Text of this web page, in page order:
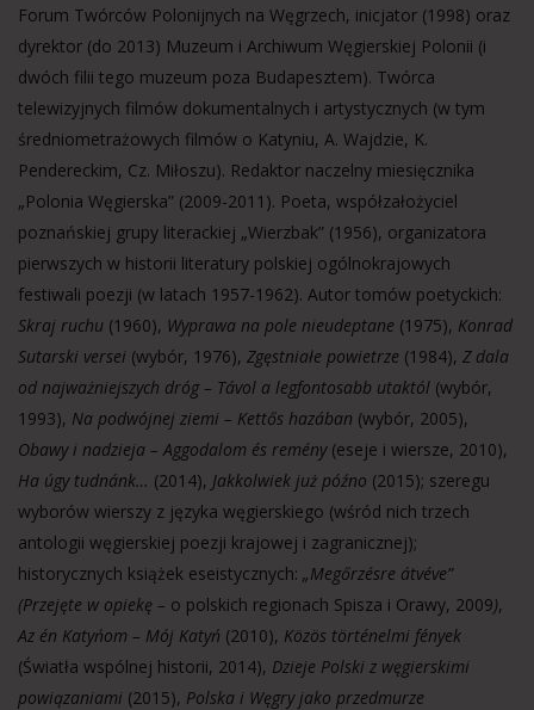
Forum Twórców Polonijnych na Węgrzech, inicjator (1998) oraz
dyrektor (do 2013) Muzeum i Archiwum Węgierskiej Polonii (i
dwóch filii tego muzeum poza Budapesztem). Twórca
telewizyjnych filmów dokumentalnych i artystycznych (w tym
średniometrażowych filmów o Katyniu, A. Wajdzie, K.
Pendereckim, Cz. Miłoszu). Redaktor naczelny miesięcznika
„Polonia Węgierska” (2009-2011). Poeta, współzałożyciel
poznańskiej grupy literackiej „Wierzbak” (1956), organizatora
pierwszych w historii literatury polskiej ogólnokrajowych
festiwali poezji (w latach 1957-1962). Autor tomów poetyckich:
Skraj ruchu (1960), Wyprawa na pole nieudeptane (1975), Konrad
Sutarski versei (wybór, 1976), Zgęstniałe powietrze (1984), Z dala
od najważniejszych dróg – Távol a legfontosabb utaktól (wybór,
1993), Na podwójnej ziemi – Kettős hazában (wybór, 2005),
Obawy i nadzieja – Aggodalom és remény(eseje i wiersze, 2010),
Ha úgy tudnánk… (2014), Jakkolwiek już późno (2015); szeregu
wyborów wierszy z języka węgierskiego (wśród nich trzech
antologii węgierskiej poezji krajowej i zagranicznej);
historycznych książek eseistycznych: „Megőrzésre átvéve”
(Przejęte w opiekę – o polskich regionach Spisza i Orawy, 2009),
Az én Katyńom – Mój Katyń (2010), Közös történelmi fények
(Światła wspólnej historii, 2014), Dzieje Polski z węgierskimi
powiązaniami (2015), Polska i Węgry jako przedmurze